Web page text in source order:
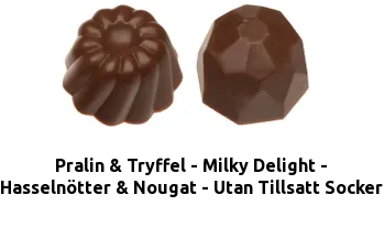
Pralin & Tryffel - Milky Delight -
Hasselnötter & Nougat - Utan Tillsatt Socker